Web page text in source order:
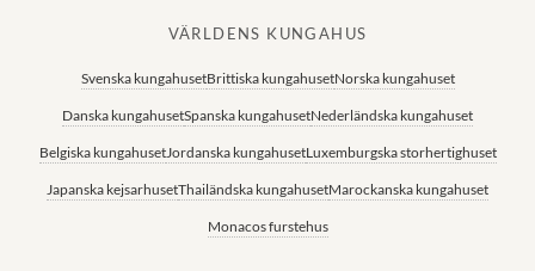
VÄRLDENS KUNGAHUS
Svenska kungahusetBrittiska kungahusetNorska kungahuset
Danska kungahusetSpanska kungahusetNederländska kungahuset
Belgiska kungahusetJordanska kungahusetLuxemburgska storhertighuset
Japanska kejsarhusetThailändska kungahusetMarockanska kungahuset
Monacos furstehus